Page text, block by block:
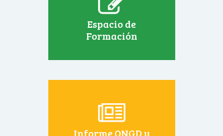
Espacio de
Formación
Informe ONGD y